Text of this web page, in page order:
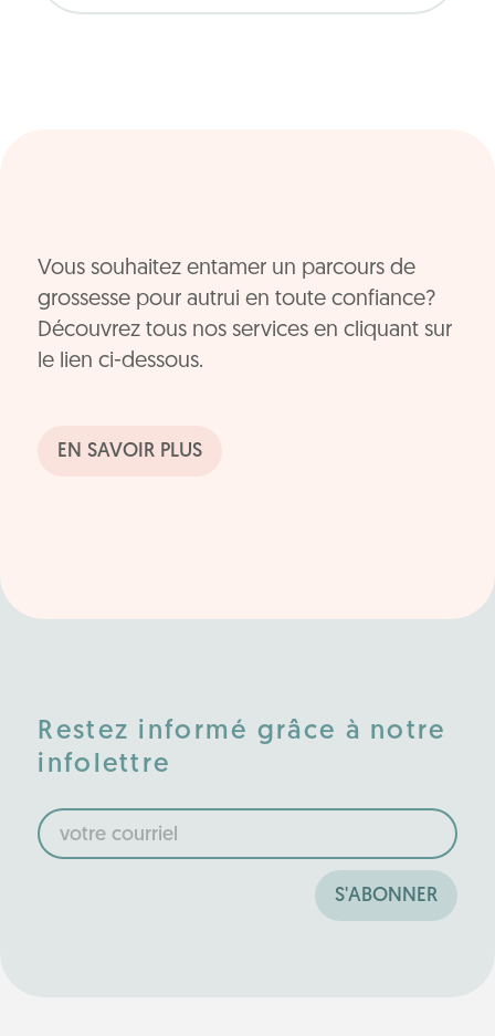
Vous souhaitez entamer un parcours de
grossesse pour autrui en toute confiance?
Découvrez tous nos services en cliquant sur
le lien ci-dessous.
EN SAVOIR PLUS
Restez informé grâce à notre
infolettre